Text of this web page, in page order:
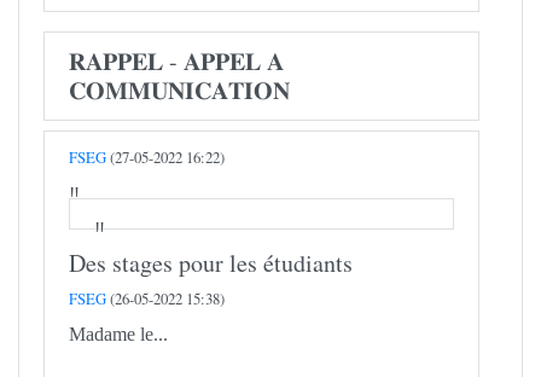
𝐑𝐀𝐏𝐏𝐄𝐋 - 𝐀𝐏𝐏𝐄𝐋 𝐀
𝐂𝐎𝐌𝐌𝐔𝐍𝐈𝐂𝐀𝐓𝐈𝐎𝐍
FSEG(27-05-2022 16:22)
Des stages pour les étudiants
FSEG(26-05-2022 15:38)
Madame le...